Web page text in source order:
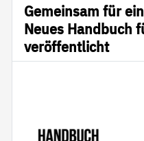
Gemeinsam für
Neues Handbuch
veröffentlicht